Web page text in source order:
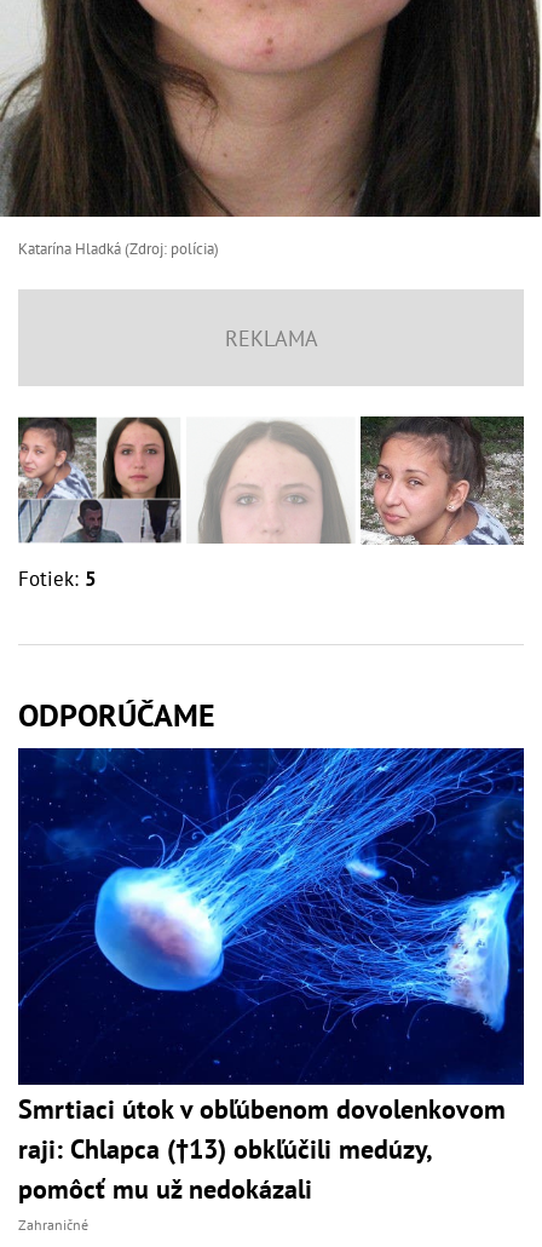
Katarína Hladká (Zdroj: polícia)
Fotiek: 5
ODPORÚČAME
Smrtiaci útok v obľúbenom dovolenkovom
raji: Chlapca (†13) obkľúčili medúzy,
pomôcť mu už nedokázali
Zahraničné